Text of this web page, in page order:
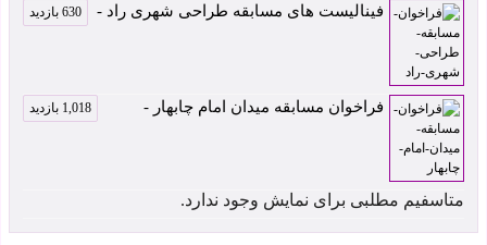
فینالیست های مسابقه طراحی شهری راد - 630 بازدید
فراخوان مسابقه میدان امام چابهار - 1,018 بازدید
متاسفیم مطلبی برای نمایش وجود ندارد.
سردر مجموعه
بنکداران آمل اثر